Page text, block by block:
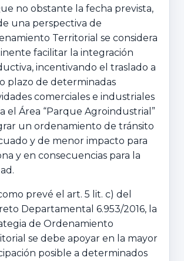
no obstante la fecha prevista,
una perspectiva de
Territorial se considera
facilitar la integración
incentivando el traslado a
plazo de determinadas
comerciales e industriales
el Área “Parque Agroindustrial”
un ordenamiento de tránsito
y de menor impacto para
y en consecuencias para la
prevé el art. 5 lit. c) del
Departamental 6.953/2016, la
de Ordenamiento
se debe apoyar en la mayor
posible a determinados